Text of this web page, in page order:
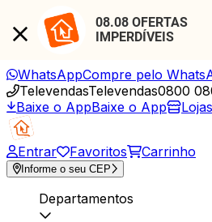
08.08 OFERTAS
IMPERDÍVEIS
WhatsAppCompre pelo
TelevendasTelevendas0800
Baixe o AppBaixe o App Lojas
Entrar Favoritos Carrinho
Informe o seu CEP
Departamentos